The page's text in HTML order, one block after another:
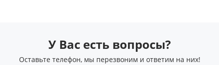
У Вас есть вопросы?
Оставьте телефон, мы перезвоним и ответим на них!